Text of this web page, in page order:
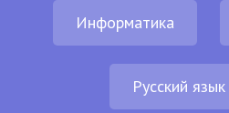
Информатика
Русский